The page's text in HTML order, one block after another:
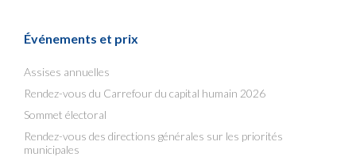
Événements et prix
Assises annuelles
Rendez-vous du Carrefour du capital humain 2026
Sommet électoral
Rendez-vous des directions générales sur les priorités
municipales